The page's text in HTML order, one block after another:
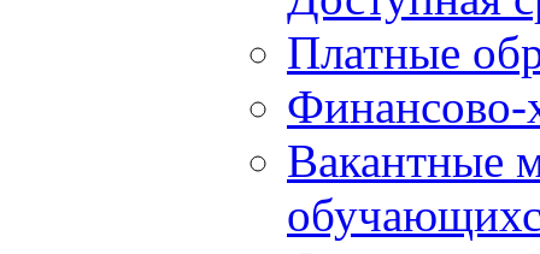
Платные
Финансово-
Вакантные